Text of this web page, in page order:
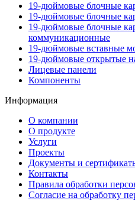
19-дюймовые блочные
19-дюймовые блочные
19-дюймовые блочные
коммуникационные
19-дюймовые вставные
19-дюймовые открытые
Лицевые панели
Компоненты
Информация
О компании
О продукте
Услуги
Проекты
Документы и
Контакты
Правила обработки
Согласие на обработку